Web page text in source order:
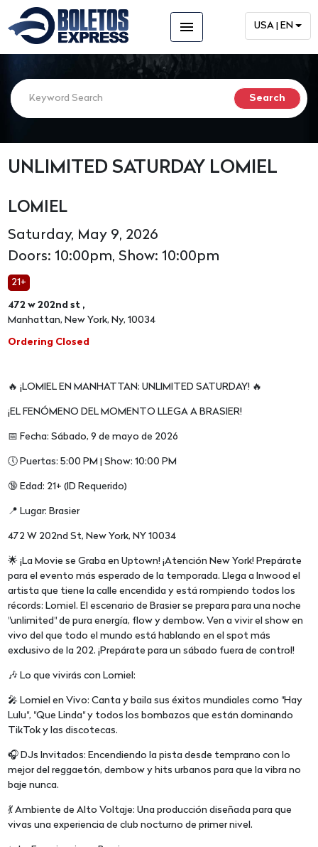
menu USA | EN
UNLIMITED SATURDAY LOMIEL
LOMIEL
Saturday, May 9, 2026
Doors: 10:00pm, Show: 10:00pm
21+
472 w 202nd st ,
Manhattan, New York, Ny, 10034
Ordering Closed
🔥 ¡LOMIEL EN MANHATTAN: UNLIMITED SATURDAY! 🔥
¡EL FENÓMENO DEL MOMENTO LLEGA A BRASIER!
📅 Fecha: Sábado, 9 de mayo de 2026
🕔 Puertas: 5:00 PM | Show: 10:00 PM
🔞 Edad: 21+ (ID Requerido)
📍 Lugar: Brasier
472 W 202nd St, New York, NY 10034
🌟 ¡La Movie se Graba en Uptown! ¡Atención New York! Prepárate
para el evento más esperado de la temporada. Llega a Inwood el
artista que tiene la calle encendida y está rompiendo todos los
récords: Lomiel. El escenario de Brasier se prepara para una noche
"unlimited" de pura energía, flow y dembow. Ven a vivir el show en
vivo del que todo el mundo está hablando en el spot más
exclusivo de la 202. ¡Prepárate para un sábado fuera de control!
🎶 Lo que vivirás con Lomiel:
🎤 Lomiel en Vivo: Canta y baila sus éxitos mundiales como "Hay
Lulu", "Que Linda" y todos los bombazos que están dominando
TikTok y las discotecas.
🎧 DJs Invitados: Encendiendo la pista desde temprano con lo
mejor del reggaetón, dembow y hits urbanos para que la vibra no
baje nunca.
💃 Ambiente de Alto Voltaje: Una producción diseñada para que
vivas una experiencia de club nocturno de primer nivel.